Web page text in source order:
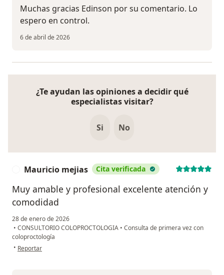
Muchas gracias Edinson por su comentario. Lo
espero en control.
6 de abril de 2026
¿Te ayudan las opiniones a decidir qué
especialistas visitar?
Si No
Mauricio mejias Cita verificada
Muy amable y profesional excelente atención y
comodidad
28 de enero de 2026
• CONSULTORIO COLOPROCTOLOGIA • Consulta de primera vez con
coloproctología
• en opinión del usuario Mauricio mejias
Reportar